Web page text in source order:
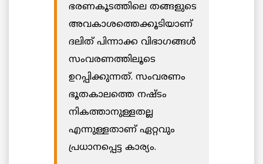
ഭരണകൂടത്തിലെ തങ്ങളുടെ
അവകാശത്തെക്കൂടിയാണ്
ദലിത് പിന്നാക്ക വിഭാഗങ്ങൾ
സംവരണത്തിലൂടെ
ഉറപ്പിക്കുന്നത്. സംവരണം
ഭൂതകാലത്തെ നഷ്ടം
നികത്താനുള്ളതല്ല
എന്നുള്ളതാണ് ഏറ്റവും
പ്രധാനപ്പെട്ട കാര്യം.